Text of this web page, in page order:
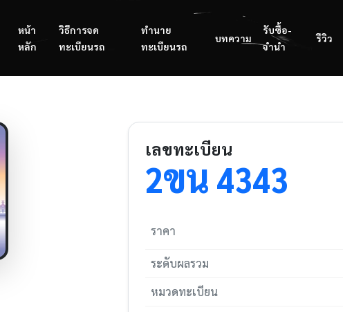
หน้า
หลัก
วิธีการจด
ทะเบียนรถ
ทำนาย
ทะเบียนรถ
บทความ
รับซื้อ-
จำนำ
รีวิว
เลขทะเบียน
2ขน4343
ราคา
ระดับผลรวม
หมวดทะเบียน